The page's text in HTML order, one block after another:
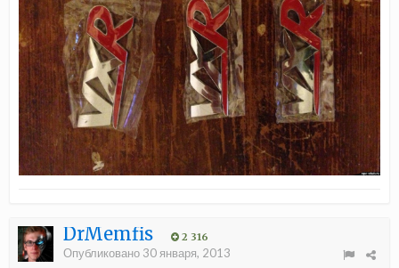
DrMemfis 2 316
Опубликовано 30 января, 2013